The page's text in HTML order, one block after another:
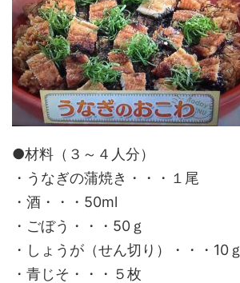
●材料（３～４人分）
・うなぎの蒲焼き・・・１尾
・酒・・・50ml
・ごぼう・・・50ｇ
・しょうが（せん切り）・・・10ｇ
・青じそ・・・５枚